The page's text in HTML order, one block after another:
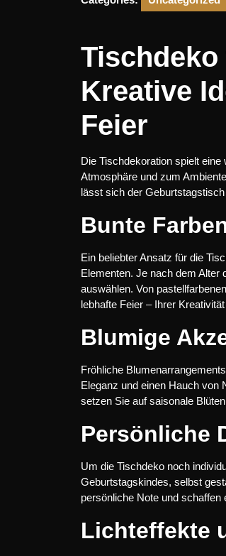
Kreative
Feier
Die Tischdekoration spielt
Atmosphäre und zum
lässt sich der
Bunte
Ein beliebter Ansatz für die
Elementen. Je nach dem Alter
auswählen. Von
lebhafte Feier – Ihrer
Blumige
Fröhliche
Eleganz und einen Hauch von
setzen Sie auf saisonale
Persönliche
Um die Tischdeko noch
Geburtstagskindes, selbst
persönliche Note und schaffen
Lichteffekte